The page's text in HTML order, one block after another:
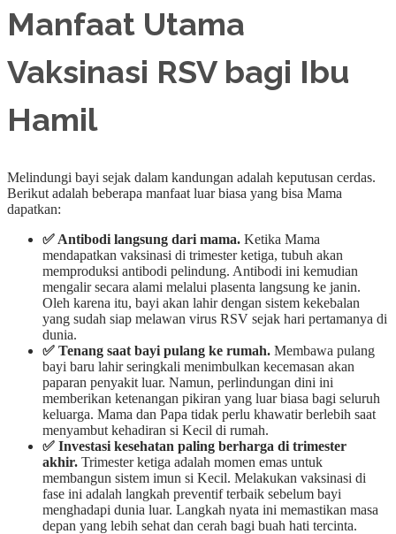
Manfaat Utama
Vaksinasi RSV bagi Ibu
Hamil
Melindungi bayi sejak dalam kandungan adalah keputusan cerdas.
Berikut adalah beberapa manfaat luar biasa yang bisa Mama
dapatkan:
✅ Antibodi langsung dari mama. Ketika Mama
mendapatkan vaksinasi di trimester ketiga, tubuh akan
memproduksi antibodi pelindung. Antibodi ini kemudian
mengalir secara alami melalui plasenta langsung ke janin.
Oleh karena itu, bayi akan lahir dengan sistem kekebalan
yang sudah siap melawan virus RSV sejak hari pertamanya di
dunia.
✅ Tenang saat bayi pulang ke rumah. Membawa pulang
bayi baru lahir seringkali menimbulkan kecemasan akan
paparan penyakit luar. Namun, perlindungan dini ini
memberikan ketenangan pikiran yang luar biasa bagi seluruh
keluarga. Mama dan Papa tidak perlu khawatir berlebih saat
menyambut kehadiran si Kecil di rumah.
✅ Investasi kesehatan paling berharga di trimester
akhir. Trimester ketiga adalah momen emas untuk
membangun sistem imun si Kecil. Melakukan vaksinasi di
fase ini adalah langkah preventif terbaik sebelum bayi
menghadapi dunia luar. Langkah nyata ini memastikan masa
depan yang lebih sehat dan cerah bagi buah hati tercinta.